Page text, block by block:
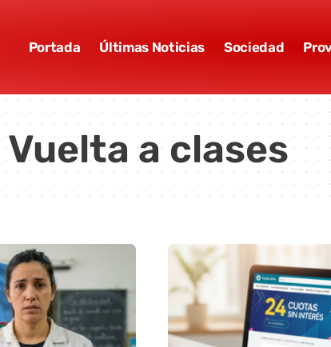
Portada Últimas Noticias Sociedad
Vuelta a clases